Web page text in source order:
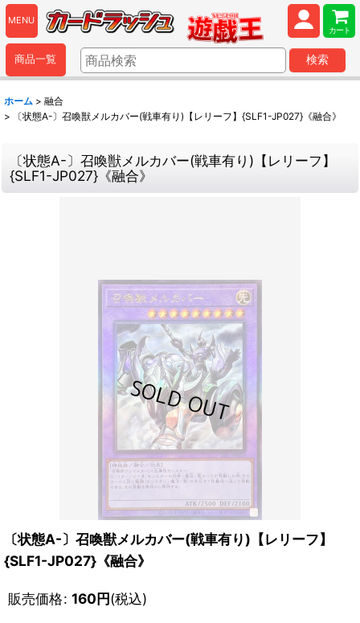
MENU
カート
商品一覧 検索
ホーム > 融合
>
〔状態A-〕召喚獣メルカバー(戦車有り)【レリーフ】{SLF1-JP027}《融合》
〔状態A-〕召喚獣メルカバー(戦車有り)【レリーフ】
{SLF1-JP027}《融合》
〔状態A-〕召喚獣メルカバー(戦車有り)【レリーフ】
{SLF1-JP027}《融合》
販売価格: 160円(税込)